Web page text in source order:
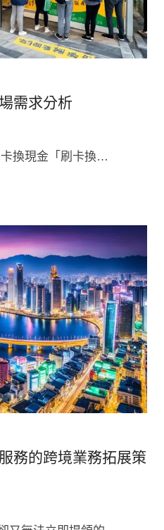
需求分析
換現金「刷卡換…
務的跨境業務拓展策